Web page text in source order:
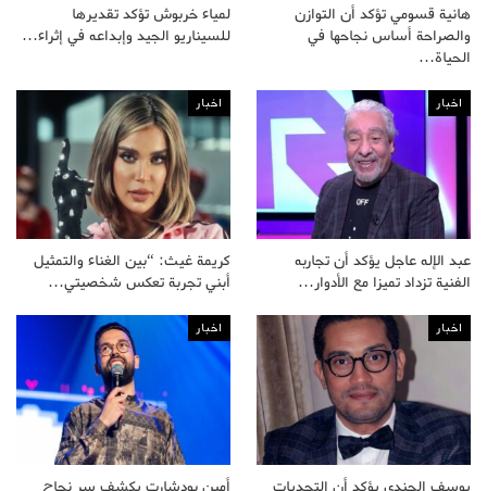
هانية قسومي تؤكد أن التوازن
والصراحة أساس نجاحها في
الحياة…
لمياء خربوش تؤكد تقديرها
للسيناريو الجيد وإبداعه في إثراء…
اخبار
عبد الإله عاجل يؤكد أن تجاربه
الفنية تزداد تميزا مع الأدوار…
اخبار
كريمة غيث: “بين الغناء والتمثيل
أبني تجربة تعكس شخصيتي…
اخبار اخبار